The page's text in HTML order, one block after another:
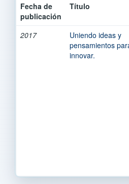
Fecha de
publicación
Título
2017
Uniendo ideas y
pensamientos
innovar.